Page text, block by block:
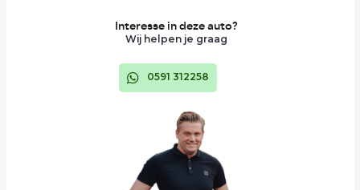
Interesse in deze auto?
Wij helpen je graag
0591 312258